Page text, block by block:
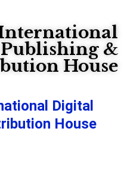
House​
Digital
House